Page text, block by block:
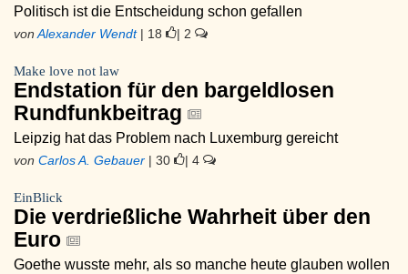
Politisch ist die Entscheidung schon gefallen
von Alexander Wendt| 18 | 2
Make love not law
Endstation für den bargeldlosen
Rundfunkbeitrag
Leipzig hat das Problem nach Luxemburg gereicht
von Carlos A. Gebauer | 30 | 4
EinBlick
Die verdrießliche Wahrheit über den
Euro
Goethe wusste mehr, als so manche heute glauben wollen